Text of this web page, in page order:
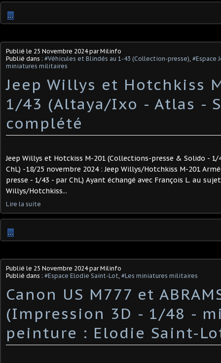
…
Publié le 25 Novembre 2024par Milinfo
Publié dans : #Véhicules et Blindés au 1-43 (Collection-presse), #Espace
miniatures militaires
Jeep Willys et Hotchkiss
1/43 (Altaya/Ixo - Atlas -
complété
Jeep Willys et Hotckiss M-201 (Collections-presse & Solido - 1/
ChL) -18/25 novembre 2024 : Jeep Willys/Hotchkiss M-201
presse - 1/43 - par ChL) Ayant échangé avec François L. au sujet
Willys/Hotchkiss...
Lire la suite
…
Publié le 25 Novembre 2024par Milinfo
Publié dans : #Espace Elodie Saint-Lot, #Les miniatures militaires
Canon US M777 et
(Impression 3D - 1/48 -
peinture : Elodie Saint-